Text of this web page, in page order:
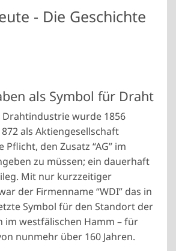
- Die Geschichte
als Symbol für Draht
Drahtindustrie wurde 1856
als Aktiengesellschaft
den Zusatz “AG” im
zu müssen; ein dauerhaft
Mit nur kurzzeitiger
der Firmenname “WDI” das in
Symbol für den Standort der
westfälischen Hamm – für
nunmehr über 160 Jahren.